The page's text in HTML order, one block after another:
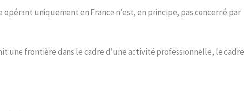
uniquement en France n’est, en principe, pas concerné par
une frontière dans le cadre d’une activité professionnelle, le cadre